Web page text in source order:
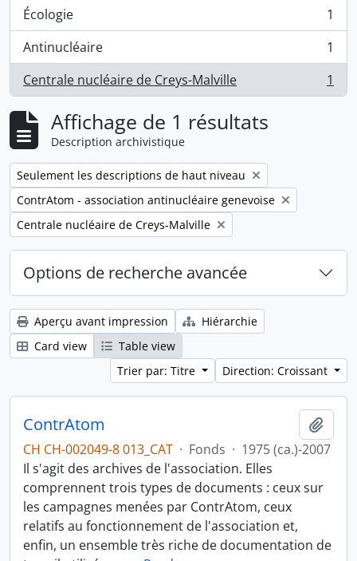
Écologie
, 1 résultats
1
Antinucléaire
, 1 résultats
1
Centrale nucléaire de Creys-Malville
, 1 résultats 1
Affichage de 1 résultats
Description archivistique
Remove filter:
Seulement les descriptions de haut niveau
Remove filter:
ContrAtom - association antinucléaire genevoise
Remove filter:
Centrale nucléaire de Creys-Malville
Options de recherche avancée
Aperçu avant impression
Hiérarchie
Card view
Table view
Trier par: Titre
Direction: Croissant
ContrAtom
CH CH-002049-8 013_CAT · Fonds · 1975 (ca.)-2007
Il s'agit des archives de l'association. Elles
comprennent trois types de documents : ceux sur
les campagnes menées par ContrAtom, ceux
relatifs au fonctionnement de l'association et,
enfin, un ensemble très riche de documentation de